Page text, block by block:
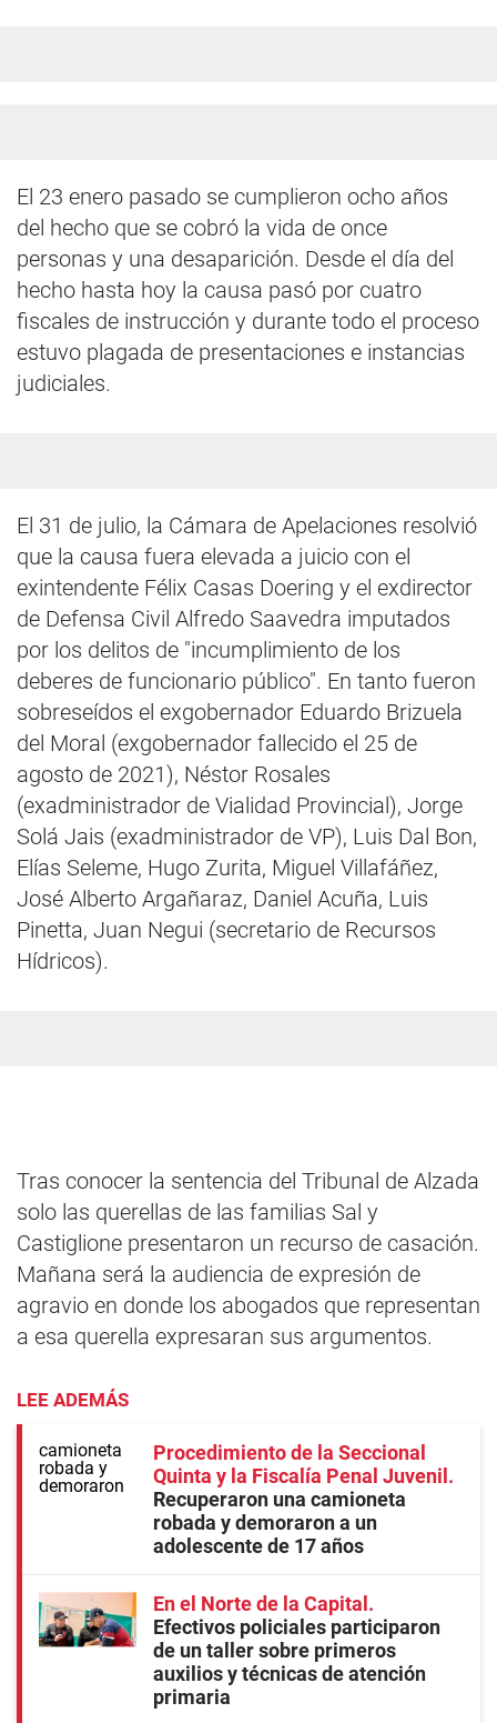
El 23 enero pasado se cumplieron ocho años
del hecho que se cobró la vida de once
personas y una desaparición. Desde el día del
hecho hasta hoy la causa pasó por cuatro
fiscales de instrucción y durante todo el proceso
estuvo plagada de presentaciones e instancias
judiciales.
El 31 de julio, la Cámara de Apelaciones resolvió
que la causa fuera elevada a juicio con el
exintendente Félix Casas Doering y el exdirector
de Defensa Civil Alfredo Saavedra imputados
por los delitos de "incumplimiento de los
deberes de funcionario público". En tanto fueron
sobreseídos el exgobernador Eduardo Brizuela
del Moral (exgobernador fallecido el 25 de
agosto de 2021), Néstor Rosales
(exadministrador de Vialidad Provincial), Jorge
Solá Jais (exadministrador de VP), Luis Dal Bon,
Elías Seleme, Hugo Zurita, Miguel Villafáñez,
José Alberto Argañaraz, Daniel Acuña, Luis
Pinetta, Juan Negui (secretario de Recursos
Hídricos).
Tras conocer la sentencia del Tribunal de Alzada
solo las querellas de las familias Sal y
Castiglione presentaron un recurso de casación.
Mañana será la audiencia de expresión de
agravio en donde los abogados que representan
a esa querella expresaran sus argumentos.
LEE ADEMÁS
Procedimiento de la Seccional
Quinta y la Fiscalía Penal Juvenil
Recuperaron una camioneta
robada y demoraron a un
adolescente de 17 años
En el Norte de la Capital
Efectivos policiales participaron
de un taller sobre primeros
auxilios y técnicas de atención
primaria